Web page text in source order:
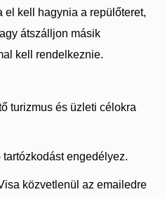
kell hagynia a repülőteret,
átszálljon másik
kell rendelkeznie.
turizmus és üzleti célokra
engedélyez.
közvetlenül az emailedre